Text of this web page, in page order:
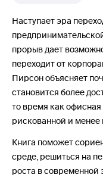
Наступает эра
прорыв дает
переходит от
Пирсон объясняет
становится более
то время как офисная
рискованной и менее
Книга поможет
среде, решиться на
роста в современной